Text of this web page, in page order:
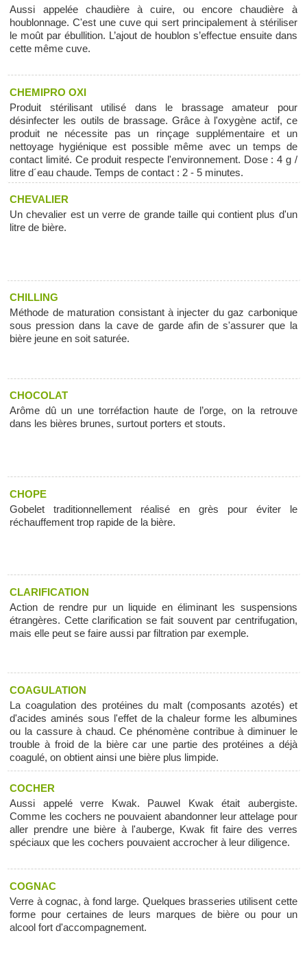
Aussi appelée chaudière à cuire, ou encore chaudière à
houblonnage. C'est une cuve qui sert principalement à stériliser
le moût par ébullition. L’ajout de houblon s’effectue ensuite dans
cette même cuve.
CHEMIPRO OXI
Produit stérilisant utilisé dans le brassage amateur pour
désinfecter les outils de brassage. Grâce à l'oxygène actif, ce
produit ne nécessite pas un rinçage supplémentaire et un
nettoyage hygiénique est possible même avec un temps de
contact limité. Ce produit respecte l'environnement. Dose : 4 g /
litre d´eau chaude. Temps de contact : 2 - 5 minutes.
CHEVALIER
Un chevalier est un verre de grande taille qui contient plus d'un
litre de bière.
CHILLING
Méthode de maturation consistant à injecter du gaz carbonique
sous pression dans la cave de garde afin de s'assurer que la
bière jeune en soit saturée.
CHOCOLAT
Arôme dû un une torréfaction haute de l’orge, on la retrouve
dans les bières brunes, surtout porters et stouts.
CHOPE
Gobelet traditionnellement réalisé en grès pour éviter le
réchauffement trop rapide de la bière.
CLARIFICATION
Action de rendre pur un liquide en éliminant les suspensions
étrangères. Cette clarification se fait souvent par centrifugation,
mais elle peut se faire aussi par filtration par exemple.
COAGULATION
La coagulation des protéines du malt (composants azotés) et
d'acides aminés sous l'effet de la chaleur forme les albumines
ou la cassure à chaud. Ce phénomène contribue à diminuer le
trouble à froid de la bière car une partie des protéines a déjà
coagulé, on obtient ainsi une bière plus limpide.
COCHER
Aussi appelé verre Kwak. Pauwel Kwak était aubergiste.
Comme les cochers ne pouvaient abandonner leur attelage pour
aller prendre une bière à l'auberge, Kwak fit faire des verres
spéciaux que les cochers pouvaient accrocher à leur diligence.
COGNAC
Verre à cognac, à fond large. Quelques brasseries utilisent cette
forme pour certaines de leurs marques de bière ou pour un
alcool fort d'accompagnement.